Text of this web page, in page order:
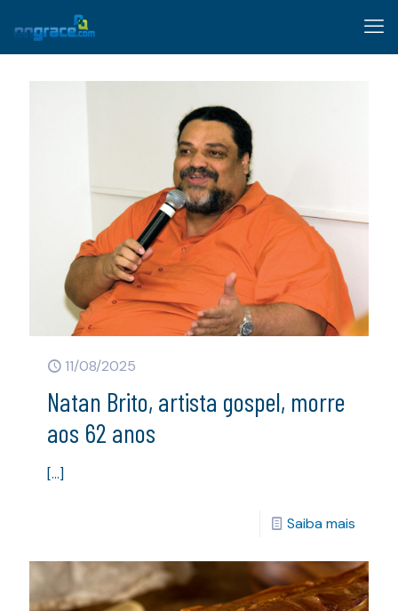
11/08/2025
Natan Brito, artista gospel, morre
aos 62 anos
[…]
Saiba mais